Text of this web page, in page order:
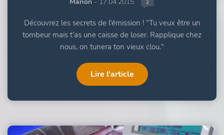
2
Découvrez les secrets de l'émission ! "Tu veux être un
tombeur mais t’as une caisse de loser. Rapplique chez
nous, on tunera ton vieux clou."
Lire l'article